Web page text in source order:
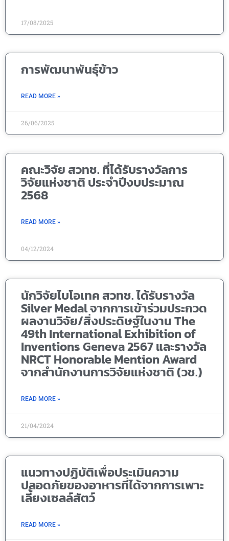
17/08/2025
การพัฒนาพันธุ์ข้าว
READ MORE »
26/06/2025
คณะวิจัย สวทช. ที่ได้รับรางวัลการ
วิจัยแห่งชาติ ประจำปีงบประมาณ
2568
READ MORE »
04/12/2024
นักวิจัยไบโอเทค สวทช. ได้รับรางวัล
Silver Medal จากการเข้าร่วมประกวด
ผลงานวิจัย/สิ่งประดิษฐ์ในงาน The
49th International Exhibition of
Inventions Geneva 2567 และรางวัล
NRCT Honorable Mention Award
จากสำนักงานการวิจัยแห่งชาติ (วช.)
READ MORE »
21/04/2024
แนวทางปฏิบัติเพื่อประเมินความ
ปลอดภัยของอาหารที่ได้จากการเพาะ
เลี้ยงเซลล์สัตว์
READ MORE »